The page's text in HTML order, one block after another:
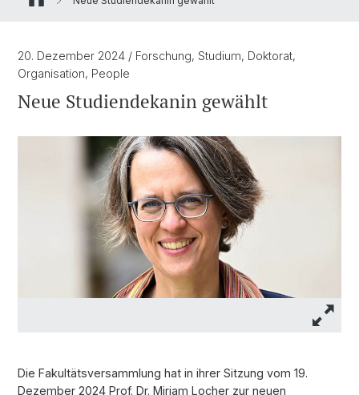
20. Dezember 2024 / Forschung, Studium, Doktorat,
Organisation, People
Neue Studiendekanin gewählt
Die Fakultätsversammlung hat in ihrer Sitzung vom 19.
Dezember 2024 Prof. Dr. Miriam Locher zur neuen